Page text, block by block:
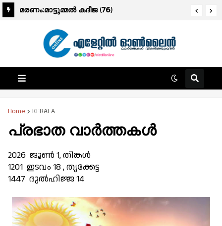
മരണം:മാട്ടുമ്മൽ കദീജ (76)
Home KERALA
പ്രഭാത വാർത്തകൾ
2026 ജൂണ്‍ 1, തിങ്കള്‍
1201 ഇടവം 18 , തൃക്കേട്ട
1447 ദുൽഹിജ്ജ 14